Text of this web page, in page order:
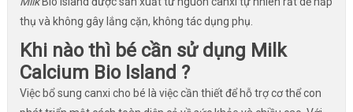
thụ và không gây lắng cặn, không tác dụng phụ.
Khi nào thì bé cần sử dụng Milk
Calcium Bio Island ?
Việc bổ sung canxi cho bé là việc cần thiết để hỗ trợ cơ thể con